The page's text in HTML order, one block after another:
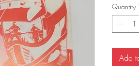
Quantity
Add